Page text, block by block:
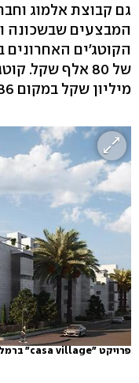
גם קבוצת אלמוג
המבצעים שבשכונה
מיליון שקל במקום 1.86 מיליון שקל.
פרויקט "casa village" ברמלה